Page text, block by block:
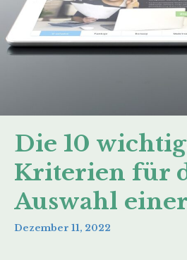
Die 10
Kriterien für
Auswahl
Dezember 11, 2022